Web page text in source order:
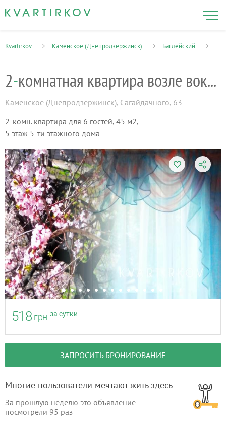
Kvartirkov Каменское (Днепродзержинск) Баглейский 2-
2- комнатная квартира возле вокзала!
Каменское (Днепродзержинск), Сагайдачного, 63
2-комн. квартира для 6 гостей, 45 м2,
5 этаж 5-ти этажного дома
518 грн за сутки
ЗАПРОСИТЬ БРОНИРОВАНИЕ
Многие пользователи мечтают жить здесь
За прошлую неделю это объявление
посмотрели 95 раз